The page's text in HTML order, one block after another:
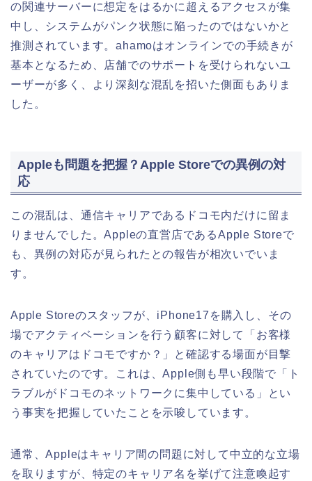
の関連サーバーに想定をはるかに超えるアクセスが集
中し、システムがパンク状態に陥ったのではないかと
推測されています。ahamoはオンラインでの手続きが
基本となるため、店舗でのサポートを受けられないユ
ーザーが多く、より深刻な混乱を招いた側面もありま
した。
Appleも問題を把握？Apple Storeでの異例の対
応
この混乱は、通信キャリアであるドコモ内だけに留ま
りませんでした。Appleの直営店であるApple Storeで
も、異例の対応が見られたとの報告が相次いでいま
す。
Apple Storeのスタッフが、iPhone17を購入し、その
場でアクティベーションを行う顧客に対して「お客様
のキャリアはドコモですか？」と確認する場面が目撃
されていたのです。これは、Apple側も早い段階で「ト
ラブルがドコモのネットワークに集中している」とい
う事実を把握していたことを示唆しています。
通常、Appleはキャリア間の問題に対して中立的な立場
を取りますが、特定のキャリア名を挙げて注意喚起す